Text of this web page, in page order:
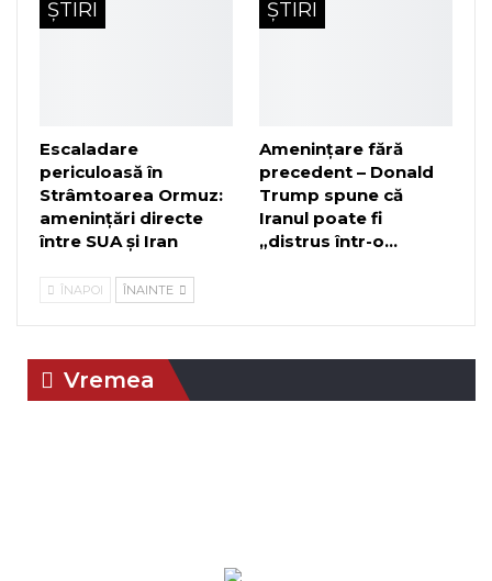
ȘTIRI
Escaladare
periculoasă în
Strâmtoarea Ormuz:
amenințări directe
între SUA și Iran
ȘTIRI
Amenințare fără
precedent – Donald
Trump spune că
Iranul poate fi
„distrus într-o…
ÎNAPOI ÎNAINTE
Vremea